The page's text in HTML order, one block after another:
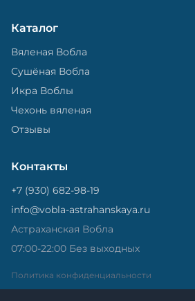
Каталог
Вяленая Вобла
Сушёная Вобла
Икра Воблы
Чехонь вяленая
Отзывы
Контакты
+7 (930) 682-98-19
info@vobla-astrahanskaya.ru
Астраханская Вобла
07:00-22:00 Без выходных
Политика конфиденциальности